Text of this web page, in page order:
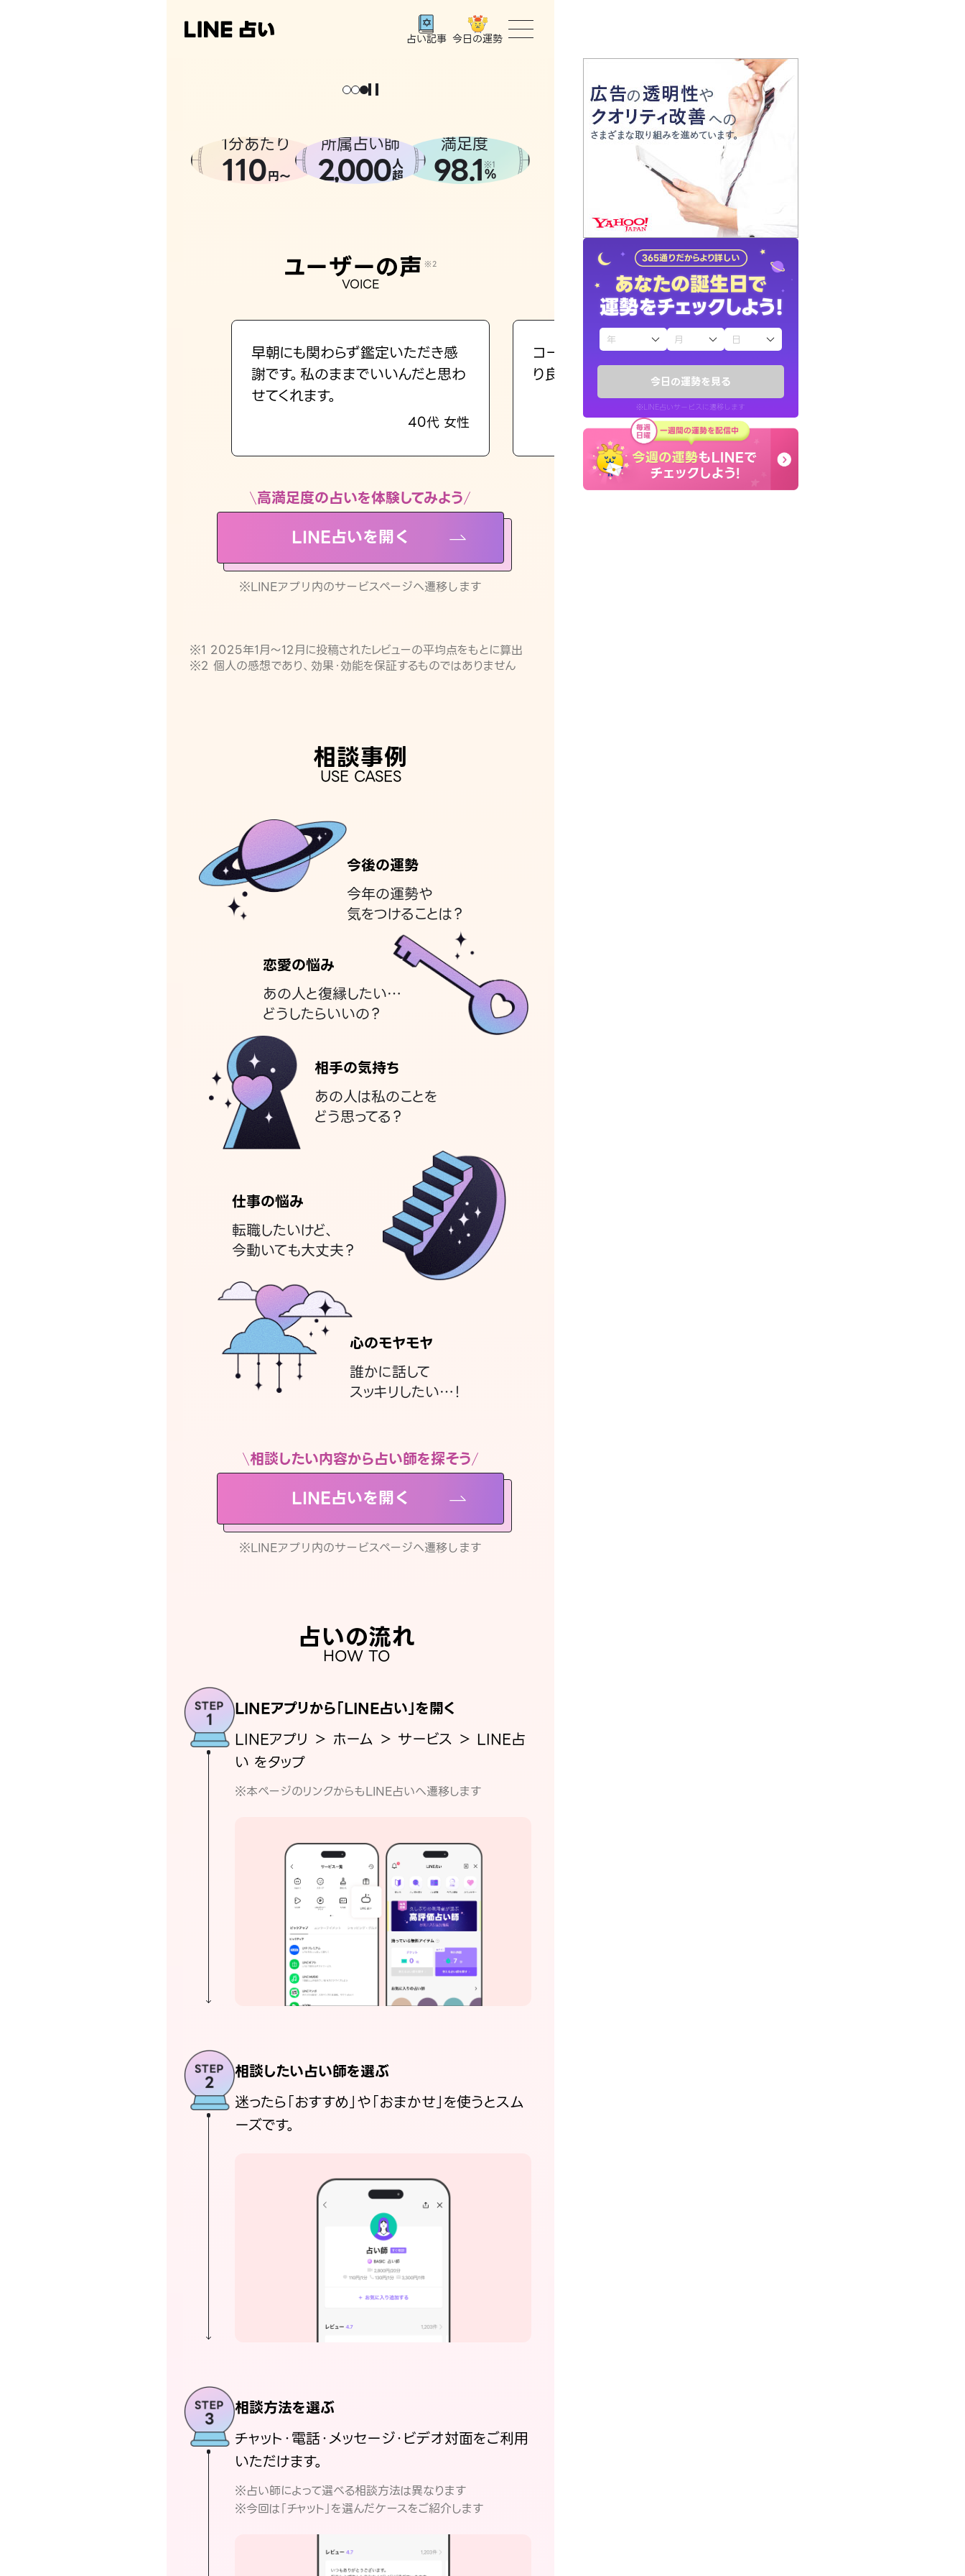
今日の運勢を見る
※LINE占いサービスに遷移します
占い記事 今日の運勢
トップ
ユーザーの声
占いの流れ
おすすめの占い師
よくある質問
えもじの子（占）12星座占い
お知らせ
。
1分あたり
110円〜
所属占い師
2,000人
超
満足度
98.1 ※1
%
ユーザーの声 ※2
VOICE
早朝にも関わらず鑑定いただき感
謝です。私のままでいいんだと思わ
せてくれます。
40代 女性
コーチのように占い結果を通してよ
り良くなる指針を提示してくれます。
30代 男性
高満足度の占いを体験してみよう
LINE占いを開く
※LINEアプリ内のサービスページへ遷移します
※1 2025年1月〜12月に投稿されたレビューの平均点をもとに算出
※2 個人の感想であり、効果・効能を保証するものではありません
相談事例
USE CASES
今後の運勢
今年の運勢や
気をつけることは？
恋愛の悩み
あの人と復縁したい…
どうしたらいいの？
相手の気持ち
あの人は私のことを
どう思ってる？
仕事の悩み
転職したいけど、
今動いても大丈夫？
心のモヤモヤ
誰かに話して
スッキリしたい…！
相談したい内容から占い師を探そう
LINE占いを開く
※LINEアプリ内のサービスページへ遷移します
占いの流れ
HOW TO
LINEアプリから「LINE占い」を開く
LINEアプリ ＞ ホーム ＞ サービス ＞ LINE占
い をタップ
※本ページのリンクからもLINE占いへ遷移します
相談したい占い師を選ぶ
迷ったら「おすすめ」や「おまかせ」を使うとスム
ーズです。
相談方法を選ぶ
チャット・電話・メッセージ・ビデオ対面をご利用
いただけます。
※占い師によって選べる相談方法は異なります
※今回は「チャット」を選んだケースをご紹介します